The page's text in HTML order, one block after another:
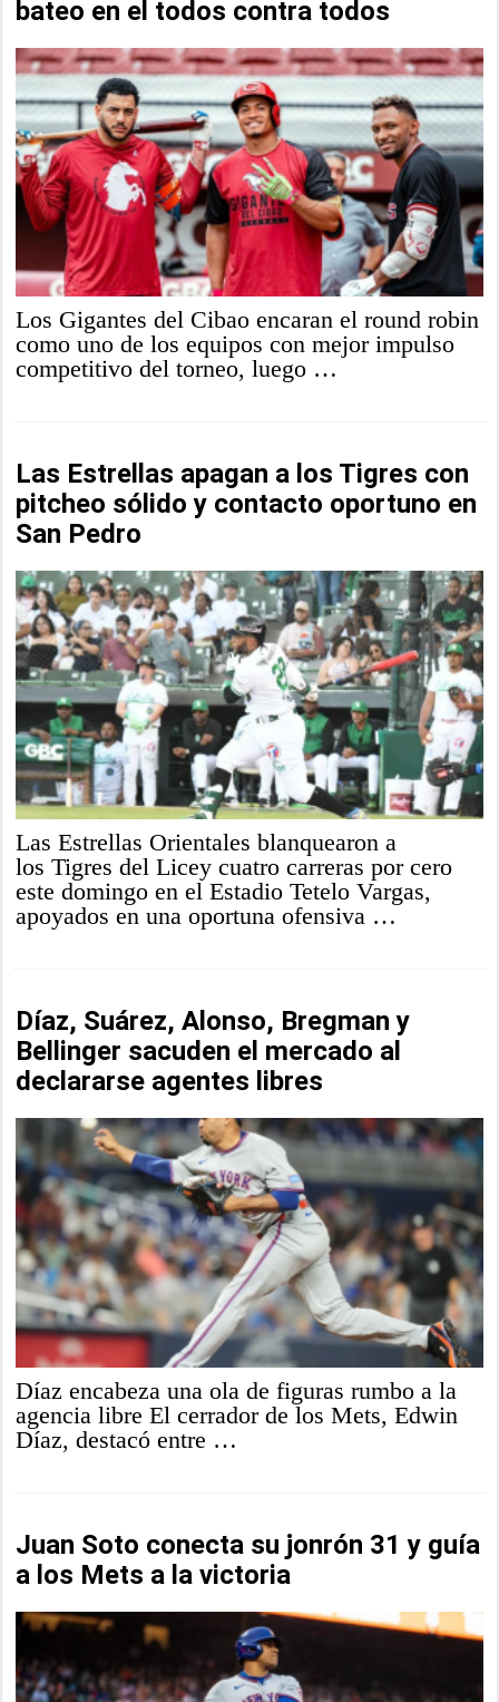
bateo en el todos contra todos
Los Gigantes del Cibao encaran el round robin
como uno de los equipos con mejor impulso
competitivo del torneo, luego …
Las Estrellas apagan a los Tigres con
pitcheo sólido y contacto oportuno en
San Pedro
Las Estrellas Orientales blanquearon a
los Tigres del Licey cuatro carreras por cero
este domingo en el Estadio Tetelo Vargas,
apoyados en una oportuna ofensiva …
Díaz, Suárez, Alonso, Bregman y
Bellinger sacuden el mercado al
declararse agentes libres
Díaz encabeza una ola de figuras rumbo a la
agencia libre El cerrador de los Mets, Edwin
Díaz, destacó entre …
Juan Soto conecta su jonrón 31 y guía
a los Mets a la victoria